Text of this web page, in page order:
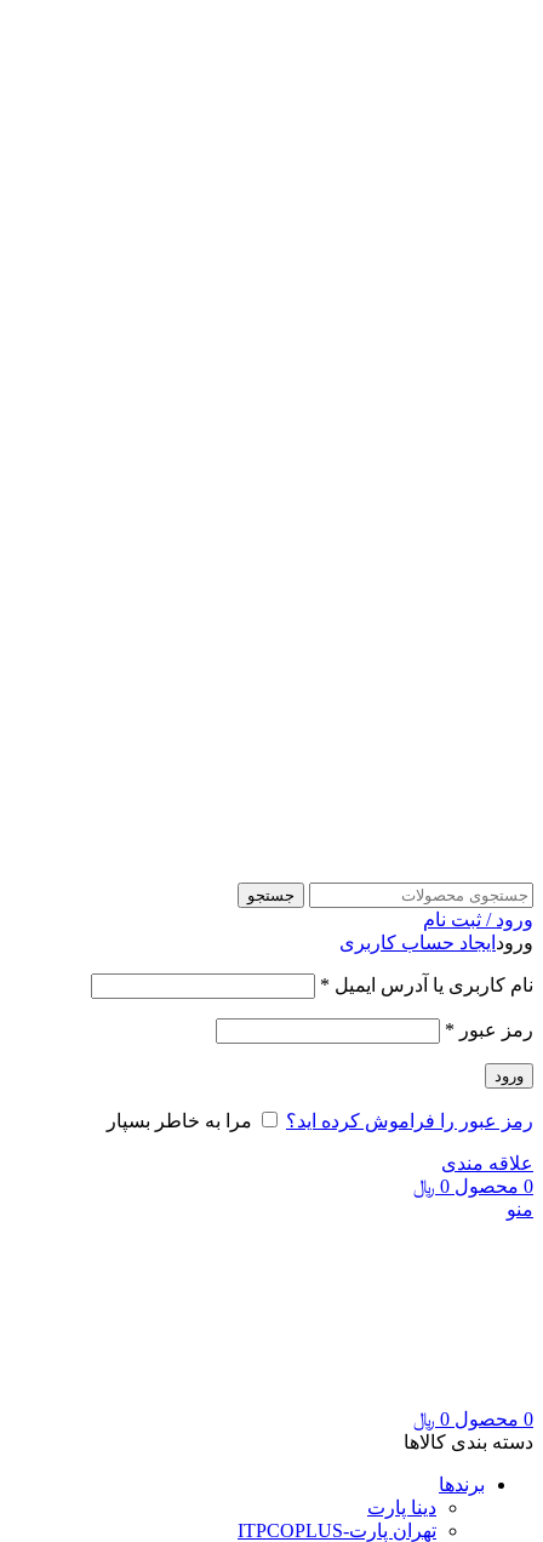
جستجو
ورود / ثبت نام
ورود ایجاد حساب کاربری
نام کاربری یا آدرس ایمیل *
رمز عبور *
ورود
رمز عبور را فراموش کرده اید؟ مرا به خاطر بسپار
علاقه مندی
0 محصول 0 ﷼
منو
0 محصول 0 ﷼
دسته بندی کالاها
برندها
دینا پارت
تهران پارت-ITPCOPLUS